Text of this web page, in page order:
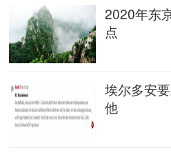
2020年东
点
埃尔多安
他